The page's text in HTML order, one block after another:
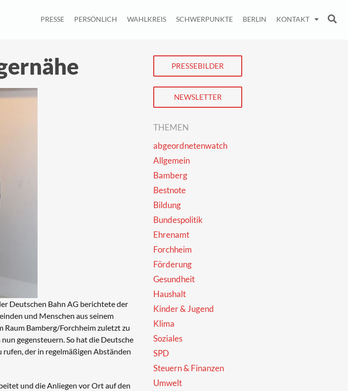
PRESSE PERSÖNLICH WAHLKREIS SCHWERPUNKTE BERLIN KONTAKT
Deutschen Bahn AG berichtete der
und Menschen aus seinem
Raum Bamberg/Forchheim zuletzt zu
gegensteuern. So hat die Deutsche
rufen, der in regelmäßigen Abständen
und die Anliegen vor Ort auf den
PRESSEBILDER
NEWSLETTER
THEMEN
abgeordnetenwatch
Allgemein
Bamberg
Bestnote
Bildung
Bundespolitik
Ehrenamt
Forchheim
Förderung
Gesundheit
Haushalt
Kinder & Jugend
Klima
Soziales
SPD
Steuern & Finanzen
Umwelt